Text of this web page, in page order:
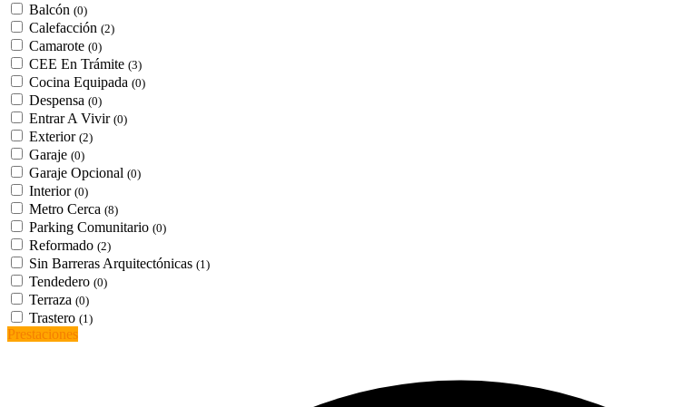
Balcón (0)
Calefacción (2)
Camarote (0)
CEE En Trámite (3)
Cocina Equipada (0)
Despensa (0)
Entrar A Vivir (0)
Exterior (2)
Garaje (0)
Garaje Opcional (0)
Interior (0)
Metro Cerca (8)
Parking Comunitario (0)
Reformado (2)
Sin Barreras Arquitectónicas (1)
Tendedero (0)
Terraza (0)
Trastero (1)
Prestaciones